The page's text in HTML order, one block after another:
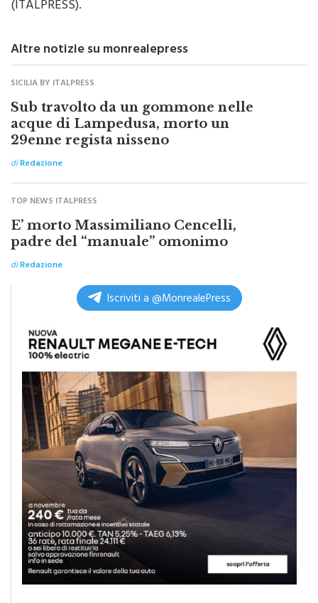
SICILIA BY ITALPRESS
Sub travolto da un gommone nelle
acque di Lampedusa, morto un
29enne regista nisseno
diRedazione
TOP NEWS ITALPRESS
E’ morto Massimiliano Cencelli,
padre del “manuale” omonimo
diRedazione
Iscriviti a @MonrealePress